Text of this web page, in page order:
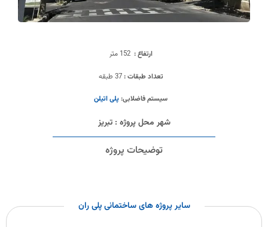
ارتفاع : 152 متر
تعداد طبقات :37 طبقه
سیستم فاضلابی: پلی اتیلن
شهر محل پروژه : تبریز
توضیحات پروژه
سایر پروژه های ساختمانی پلی ران